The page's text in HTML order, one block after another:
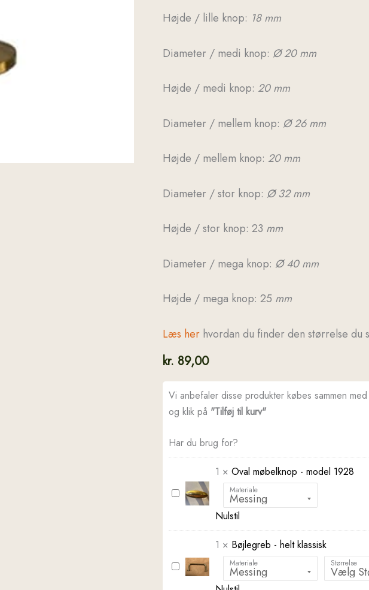
Højde / lille knop: 18 mm
Diameter / medi knop: Ø 20 mm
Højde / medi knop: 20 mm
Diameter / mellem knop: Ø 26 mm
Højde / mellem knop: 20 mm
Diameter / stor knop: Ø 32 mm
Højde / stor knop: 23 mm
Diameter / mega knop: Ø 40 mm
Højde / mega knop: 25 mm
Læs her hvordan du finder den størrelse du
kr. 89,00
Vi anbefaler disse produkter købes sammen
og klik på "Tilføj til kurv"
Har du brug for?
Oval
møbelknop
1928
1 × Oval møbelknop - model 1928
Materiale
Nulstil
Bøjlegreb
1 × Bøjlegreb - helt klassisk
Materiale Størrelse